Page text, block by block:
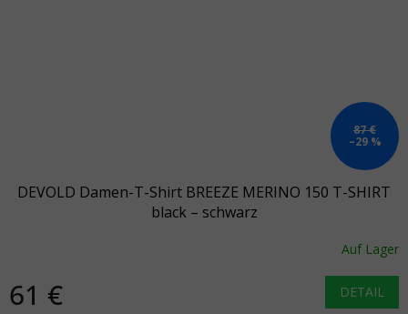
87 €
–29 %
DEVOLD Damen-T-Shirt BREEZE MERINO 150 T-SHIRT
black – schwarz
Auf Lager
61 € DETAIL